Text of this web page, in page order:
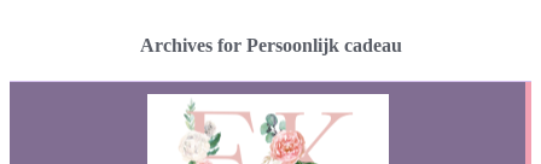
Archives for Persoonlijk cadeau